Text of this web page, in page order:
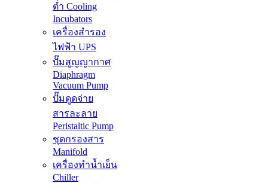
ต่ำ Cooling
Incubators
เครื่องสำรอง
ไฟฟ้า UPS
ปั๊มสูญญากาศ
Diaphragm
Vacuum Pump
ปั๊มดูดจ่าย
สารละลาย
Peristaltic Pump
ชุดกรองสาร
Manifold
เครื่องทำน้ำเย็น
Chiller